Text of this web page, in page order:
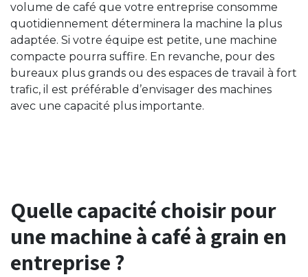
volume de café que votre entreprise consomme
quotidiennement déterminera la machine la plus
adaptée. Si votre équipe est petite, une machine
compacte pourra suffire. En revanche, pour des
bureaux plus grands ou des espaces de travail à fort
trafic, il est préférable d’envisager des machines
avec une capacité plus importante.
Quelle capacité choisir pour
une machine à café à grain en
entreprise ?